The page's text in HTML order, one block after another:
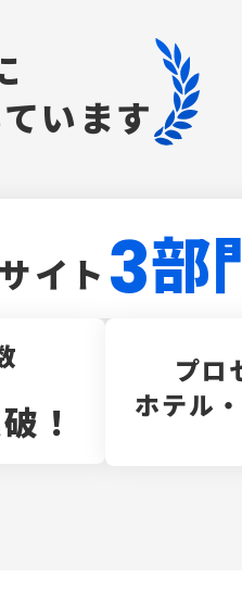
います
イト 3部
！
プロ
ホテル